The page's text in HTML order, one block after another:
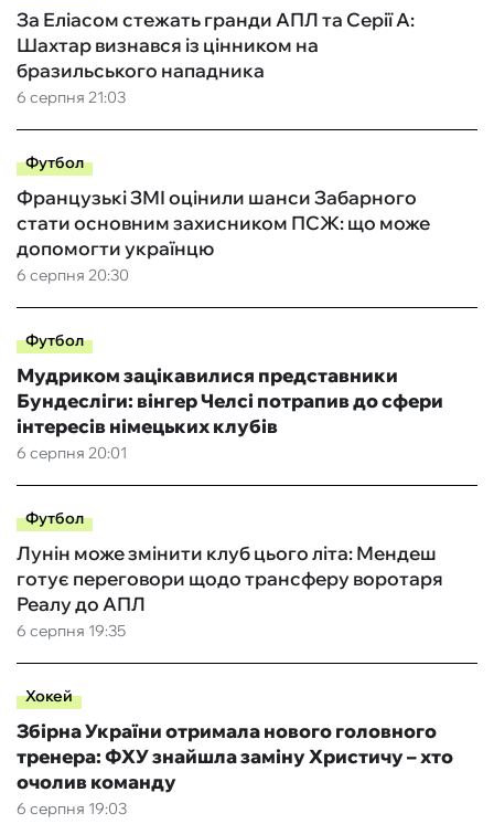
6 серпня 21:03
За Еліасом стежать гранди АПЛ та Серії А:
Шахтар визнався із цінником на
бразильського нападника
Футбол
6 серпня 20:30
Французькі ЗМІ оцінили шанси Забарного
стати основним захисником ПСЖ: що може
допомогти українцю
Футбол
6 серпня 20:01
Мудриком зацікавилися представники
Бундесліги: вінгер Челсі потрапив до сфери
інтересів німецьких клубів
Футбол
6 серпня 19:35
Лунін може змінити клуб цього літа: Мендеш
готує переговори щодо трансферу воротаря
Реалу до АПЛ
Хокей
6 серпня 19:03
Збірна України отримала нового головного
тренера: ФХУ знайшла заміну Христичу – хто
очолив команду